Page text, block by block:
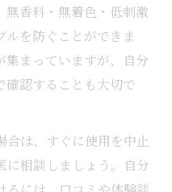
無香料・無着色・低刺激
を防ぐことができま
集まっていますが、自分
確認することも大切で
合は、すぐに使用を中止
に相談しましょう。自分